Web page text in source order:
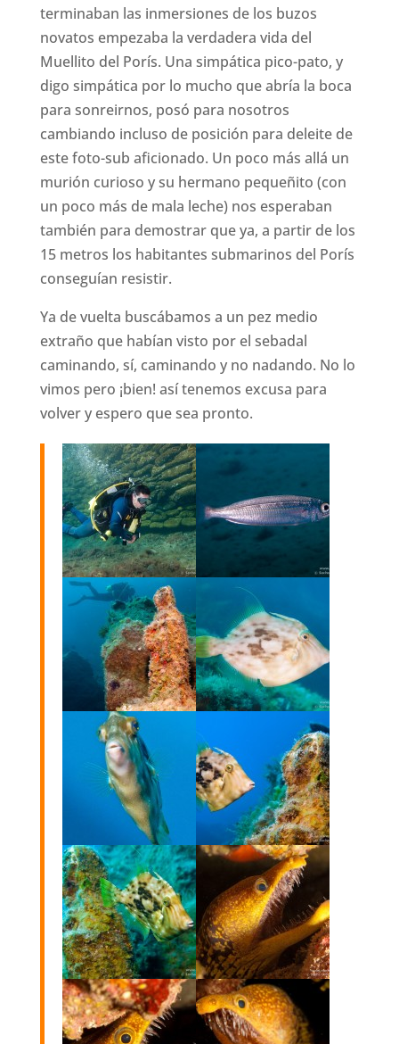
terminaban las inmersiones de los buzos
novatos empezaba la verdadera vida del
Muellito del Porís. Una simpática pico-pato, y
digo simpática por lo mucho que abría la boca
para sonreirnos, posó para nosotros
cambiando incluso de posición para deleite de
este foto-sub aficionado. Un poco más allá un
murión curioso y su hermano pequeñito (con
un poco más de mala leche) nos esperaban
también para demostrar que ya, a partir de los
15 metros los habitantes submarinos del Porís
conseguían resistir.
Ya de vuelta buscábamos a un pez medio
extraño que habían visto por el sebadal
caminando, sí, caminando y no nadando. No lo
vimos pero ¡bien! así tenemos excusa para
volver y espero que sea pronto.